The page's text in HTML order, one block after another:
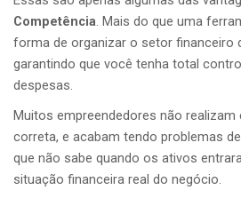
Competência. Mais do que uma
forma de organizar o setor financeiro
garantindo que você tenha total
despesas.
Muitos empreendedores não
correta, e acabam tendo problemas
que não sabe quando os ativos
situação financeira real do negócio.